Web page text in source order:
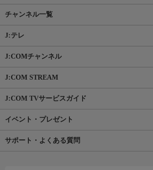
チャンネル一覧
J:テレ
J:COMチャンネル
J:COM STREAM
J:COM TVサービスガイド
イベント・プレゼント
サポート・よくある質問